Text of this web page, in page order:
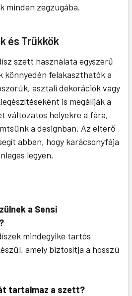
minden zegzugába.
és Trükkök
szett használata egyszerű
könnyedén felakaszthatók a
asztali dekorációk vagy
is megállják a
változatos helyekre a fára,
a designban. Az eltérő
abban, hogy karácsonyfája
legyen.
a Sensi
mindegyike tartós
amely biztosítja a hosszú
tartalmaz a szett?